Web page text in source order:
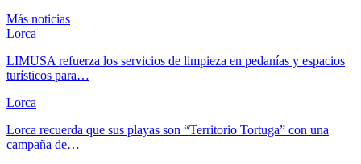
Más noticias
Lorca
LIMUSA refuerza los servicios de limpieza en pedanías y espacios
turísticos para…
Lorca
Lorca recuerda que sus playas son “Territorio Tortuga” con una
campaña de…